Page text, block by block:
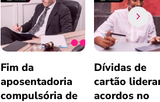
Fim da
aposentadoria
compulsória de
Dívidas de
cartão
acordos no